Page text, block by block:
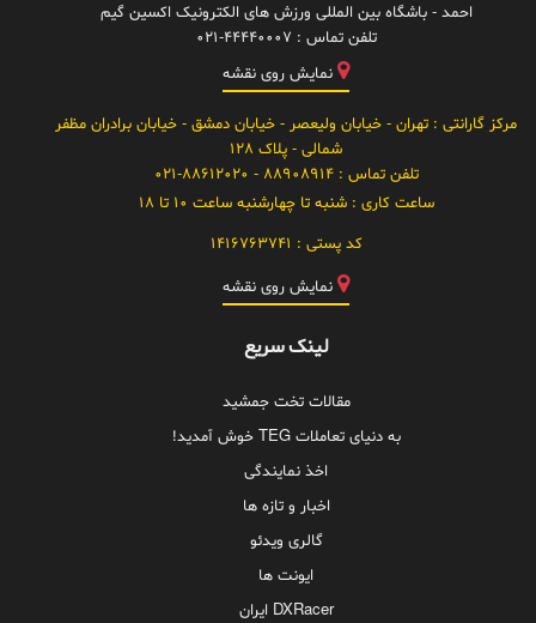
احمد - باشگاه بین المللی ورزش های الکترونیک اکسین گیم
تلفن تماس : 021-44440007
نمایش روی نقشه
مرکز گارانتی : تهران - خیابان ولیعصر - خیابان دمشق - خیابان برادران مظفر
شمالی - پلاک 128
تلفن تماس :88908914 - 021-88612020
ساعت کاری :شنبه تا چهارشنبه ساعت 10 تا 18
کد پستی : 1416763741
نمایش روی نقشه
لینک سریع
مقالات تخت جمشید
به دنیای تعاملات TEG خوش آمدید!
اخذ نمایندگی
اخبار و تازه ها
گالری ویدئو
ایونت ها
DXRacer ایران